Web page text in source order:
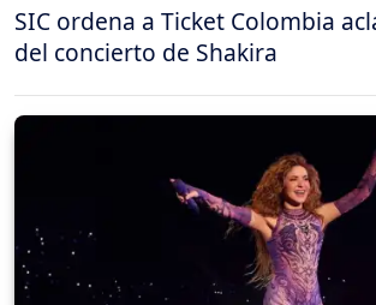
SIC ordena a Ticket Colombia
del concierto de Shakira